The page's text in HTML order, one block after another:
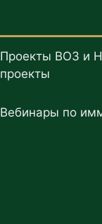
Проекты ВОЗ и
проекты
Вебинары по